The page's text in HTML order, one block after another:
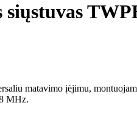
siųstuvas
matavimo įėjimu,
MHz.